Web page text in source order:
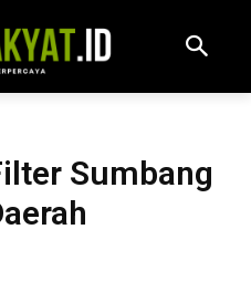
Sumbang